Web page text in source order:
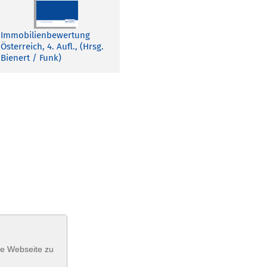
Immobilienbewertung
Österreich, 4. Aufl., (Hrsg.
Bienert / Funk)
Webseite zu